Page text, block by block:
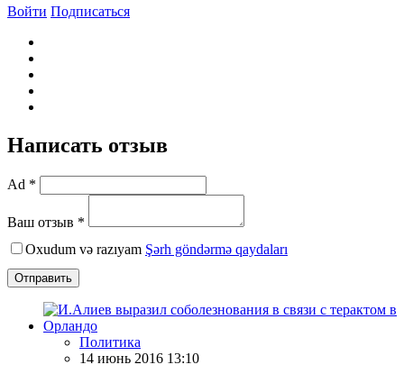
Войти Подписаться
Написать отзыв
Ad *
Ваш отзыв *
Oxudum və razıyam Şərh göndərmə qaydaları
Отправить
Политика
14 июнь 2016 13:10